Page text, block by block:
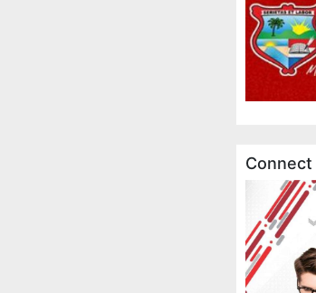
Connect